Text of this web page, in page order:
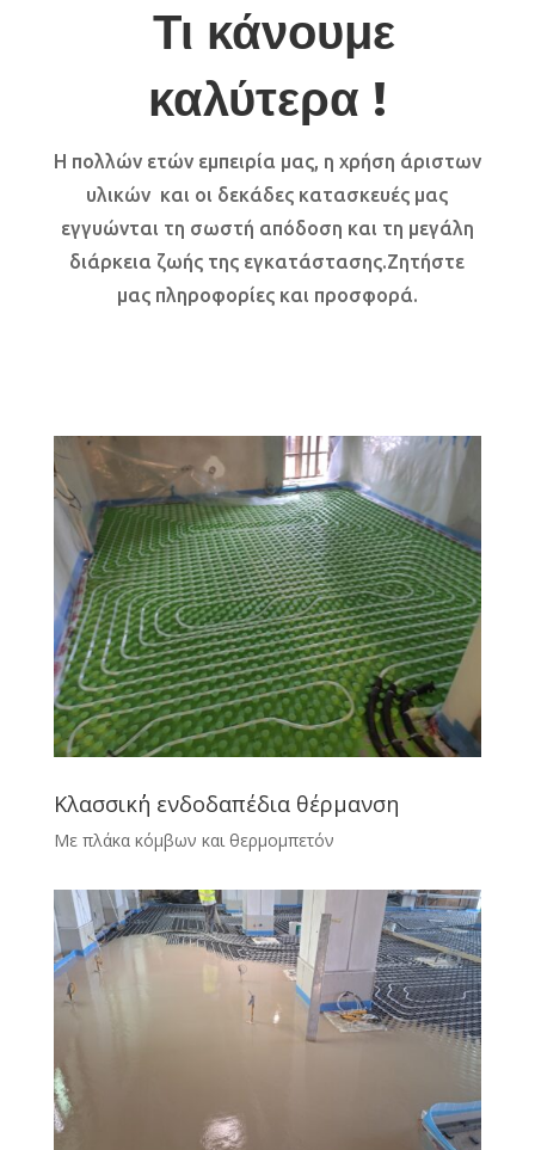
Τι κάνουμε
καλύτερα !
Η πολλών ετών εμπειρία μας, η χρήση άριστων
υλικών και οι δεκάδες κατασκευές μας
εγγυώνται τη σωστή απόδοση και τη μεγάλη
διάρκεια ζωής της εγκατάστασης.Ζητήστε
μας πληροφορίες και προσφορά.
Κλασσικ΄΄η ενδοδαπέδια θέρμανση
Με πλάκα κόμβων και θερμομπετόν